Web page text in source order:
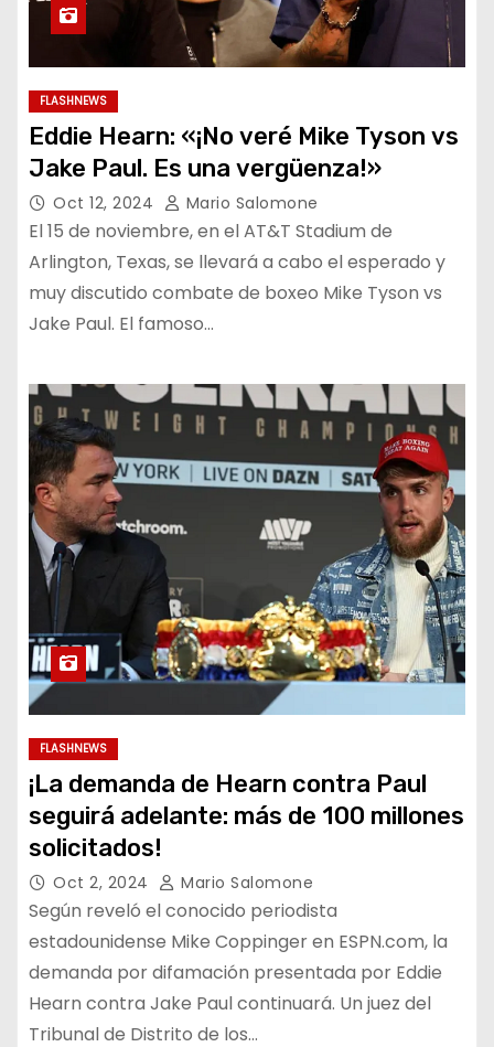
FLASHNEWS
Eddie Hearn: «¡No veré Mike Tyson vs
Jake Paul. Es una vergüenza!»
Oct 12, 2024 Mario Salomone
El 15 de noviembre, en el AT&T Stadium de
Arlington, Texas, se llevará a cabo el esperado y
muy discutido combate de boxeo Mike Tyson vs
Jake Paul. El famoso…
FLASHNEWS
¡La demanda de Hearn contra Paul
seguirá adelante: más de 100 millones
solicitados!
Oct 2, 2024 Mario Salomone
Según reveló el conocido periodista
estadounidense Mike Coppinger en ESPN.com, la
demanda por difamación presentada por Eddie
Hearn contra Jake Paul continuará. Un juez del
Tribunal de Distrito de los…